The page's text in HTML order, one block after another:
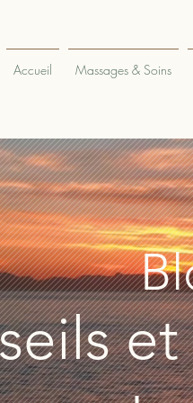
Accueil Massages & Soins